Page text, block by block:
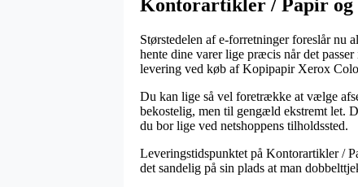
Kontorartikler / Papir
Størstedelen af e-forretninger foreslår nu
hente dine varer lige præcis når det
levering ved køb af Kopipapir Xerox
Du kan lige så vel foretrække at vælge
bekostelig, men til gengæld ekstremt let.
du bor lige ved netshoppens tilholdssted.
Leveringstidspunktet på Kontorartikler /
det sandelig på sin plads at man